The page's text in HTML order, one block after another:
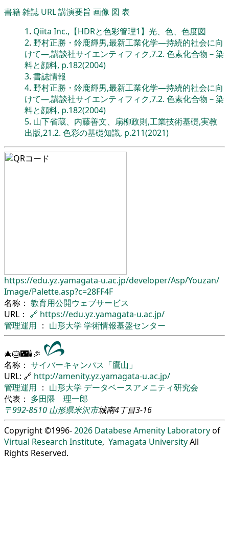
書籍雑誌 URL講演要旨 画像 図 表
1. Qiita Inc.,【HDRと色彩管理1】光、色、色度図
2. 野村正勝・鈴鹿輝男,最新工業化学―持続的社会に向
けて―,講談社サイエンティフィク,7.2. 色素化合物－染
料と顔料, p.182(2004)
3. 書誌情報
4. 野村正勝・鈴鹿輝男,最新工業化学―持続的社会に向
けて―,講談社サイエンティフィク,7.2. 色素化合物－染
料と顔料, p.182(2004)
5. 山下省蔵、内藤善文、扇柳政則,工業技術基礎,実教
出版,21.2. 色彩の基礎知識, p.211(2021)
https://edu.yz.yamagata-u.ac.jp/developer/Asp/Youzan/
Image/Palette.asp?c=28FF4F
名称： 教育用公開ウェブサービス
URL： 🔗 https://edu.yz.yamagata-u.ac.jp/
管理運用 ： 山形大学 学術情報基盤センター
🎄🎂🌃🕯🎉
名称： サイバーキャンパス「鷹山」
URL: 🔗 http://amenity.yz.yamagata-u.ac.jp/
管理運用 ： 山形大学 データベースアメニティ研究会
代表： 多田隈 理一郎
〒992-8510 山形県米沢市城南4丁目3-16
Copyright ©1996-2026 Databese Amenity Laboratoryof
Virtual Research Institute, Yamagata UniversityAll
Rights Reserved.